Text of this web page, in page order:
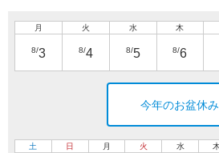
月
8/3
火
8/4
水
8/5
木
8/6
今年のお盆休み
土 日 月 火 水